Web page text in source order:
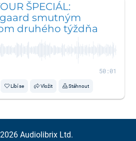
ŠPECIÁL:
smutným
druhého týždňa
50:01
Líbí se Vložit Stáhnout
Audiolibrix Ltd.